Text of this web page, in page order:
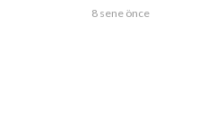
8 sene önce